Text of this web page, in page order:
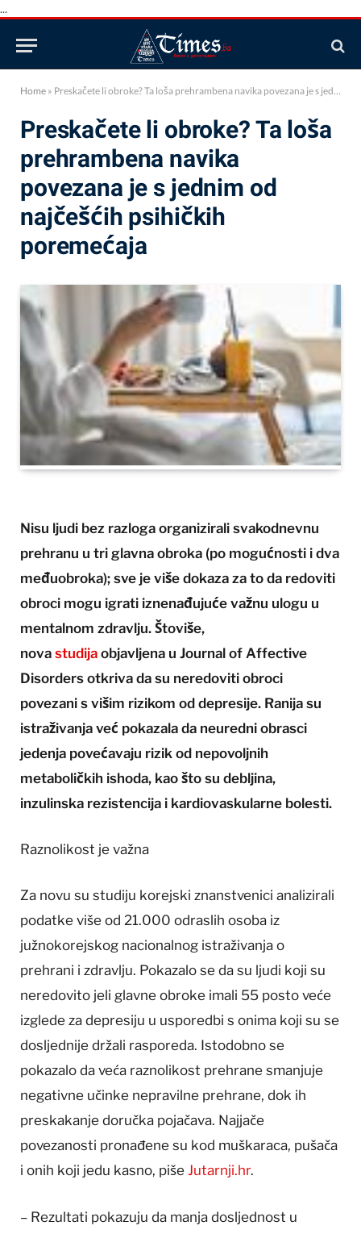
...
Home » Preskačete li obroke? Ta loša prehrambena navika povezana je s jednim od najčešćih psihičkih poremećaja
Preskačete li obroke? Ta loša
prehrambena navika
povezana je s jednim od
najčešćih psihičkih
poremećaja
Nisu ljudi bez razloga organizirali svakodnevnu
prehranu u tri glavna obroka (po mogućnosti i dva
međuobroka); sve je više dokaza za to da redoviti
obroci mogu igrati iznenađujuće važnu ulogu u
mentalnom zdravlju. Štoviše,
nova studija objavljena u Journal of Affective
Disorders otkriva da su neredoviti obroci
povezani s višim rizikom od depresije. Ranija su
istraživanja već pokazala da neuredni obrasci
jedenja povećavaju rizik od nepovoljnih
metaboličkih ishoda, kao što su debljina,
inzulinska rezistencija i kardiovaskularne bolesti.
Raznolikost je važna
Za novu su studiju korejski znanstvenici analizirali
podatke više od 21.000 odraslih osoba iz
južnokorejskog nacionalnog istraživanja o
prehrani i zdravlju. Pokazalo se da su ljudi koji su
neredovito jeli glavne obroke imali 55 posto veće
izglede za depresiju u usporedbi s onima koji su se
dosljednije držali rasporeda. Istodobno se
pokazalo da veća raznolikost prehrane smanjuje
negativne učinke nepravilne prehrane, dok ih
preskakanje doručka pojačava. Najjače
povezanosti pronađene su kod muškaraca, pušača
i onih koji jedu kasno, piše Jutarnji.hr.
– Rezultati pokazuju da manja dosljednost u